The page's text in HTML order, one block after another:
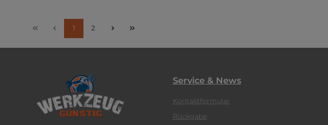
Seite
1 Seite
2
Service & News
Kontaktformular
Rückgabe